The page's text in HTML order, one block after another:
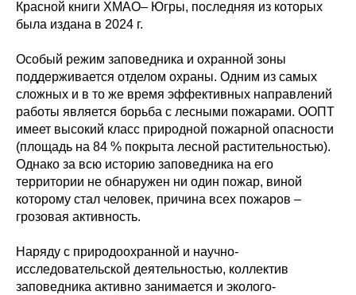
Красной книги ХМАО– Югры, последняя из которых
была издана в 2024 г.
Особый режим заповедника и охранной зоны
поддерживается отделом охраны. Одним из самых
сложных и в то же время эффективных направлений
работы является борьба с лесными пожарами. ООПТ
имеет высокий класс природной пожарной опасности
(площадь на 84 % покрыта лесной растительностью).
Однако за всю историю заповедника на его
территории не обнаружен ни один пожар, виной
которому стал человек, причина всех пожаров –
грозовая активность.
Наряду с природоохранной и научно-
исследовательской деятельностью, коллектив
заповедника активно занимается и эколого-